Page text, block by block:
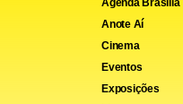
Anote Aí
Cinema
Eventos
Exposições